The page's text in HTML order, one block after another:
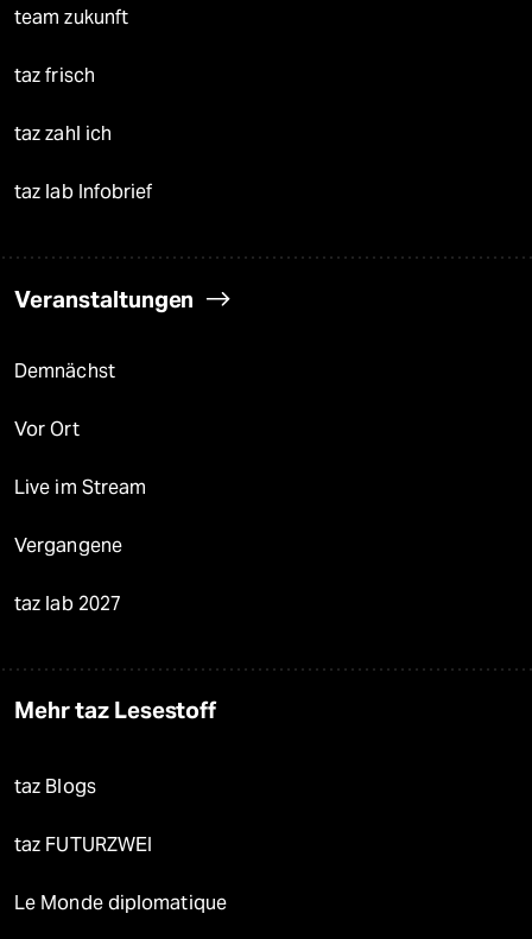
team zukunft
taz frisch
taz zahl ich
taz lab Infobrief
Veranstaltungen
Demnächst
Vor Ort
Live im Stream
Vergangene
taz lab 2027
Mehr taz Lesestoff
taz Blogs
taz FUTURZWEI
Le Monde diplomatique